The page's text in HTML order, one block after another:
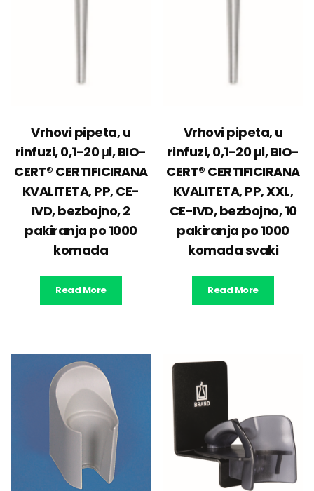
Vrhovi pipeta, u
rinfuzi, 0,1-20 μl, BIO-
CERT® CERTIFICIRANA
KVALITETA, PP, CE-
IVD, bezbojno, 2
pakiranja po 1000
komada
Read More
Vrhovi pipeta, u
rinfuzi, 0,1-20 µl, BIO-
CERT® CERTIFICIRANA
KVALITETA, PP, XXL,
CE-IVD, bezbojno, 10
pakiranja po 1000
komada svaki
Read More